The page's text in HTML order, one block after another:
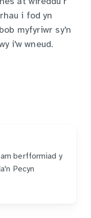
i fod yn
myfyriwr sy'n
i'w wneud.
berfformiad y
Pecyn